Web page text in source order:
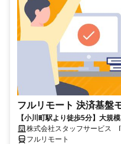
フルリモート 決済基盤
【小川町駅より徒歩5分】大規
ます。品質保証の専門性を発揮
きる案件です☆
株式会社スタッフサービス
フルリモート